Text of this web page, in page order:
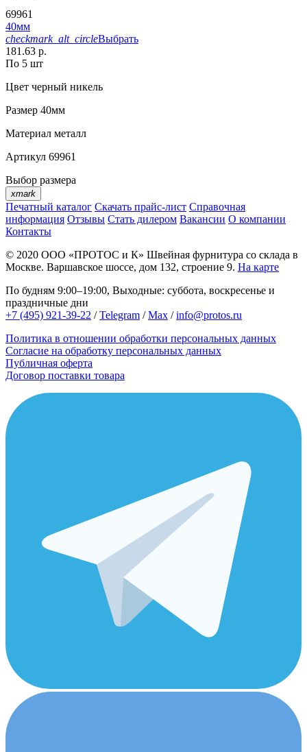
69961
40мм
checkmark_alt_circleВыбрать
181.63 р.
По 5 шт
Цвет черный никель
Размер 40мм
Материал металл
Артикул 69961
Выбор размера
xmark
Печатный каталог Скачать прайс-лист Справочная
информация Отзывы Стать дилером Вакансии О компании
Контакты
© 2020 ООО «ПРОТОС и К» Швейная фурнитура со склада в
Москве. Варшавское шоссе, дом 132, строение 9. На карте
По будням 9:00–19:00, Выходные: суббота, воскресенье и
праздничные дни
+7 (495) 921-39-22 /Telegram /Max /info@protos.ru
Политика в отношении обработки персональных данных
Согласие на обработку персональных данных
Публичная оферта
Договор поставки товара